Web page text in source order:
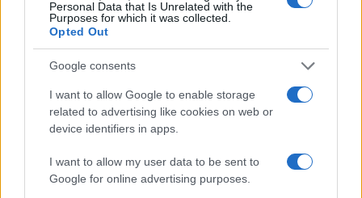
Personal Data that Is Unrelated with the
Purposes for which it was collected.
Opted Out
Google consents
I want to allow Google to enable storage
related to advertising like cookies on web or
device identifiers in apps.
I want to allow my user data to be sent to
Google for online advertising purposes.
amate dell’estate 2026